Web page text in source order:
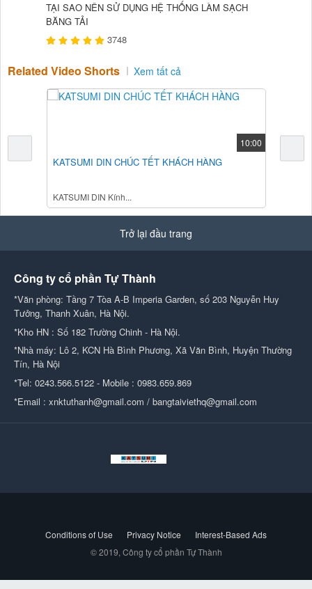
TẠI SAO NÊN SỬ DỤNG HỆ THỐNG LÀM SẠCH
BĂNG TẢI
3748
Related Video Shorts Xem tất cả
10:00
KATSUMI DIN CHÚC TẾT KHÁCH HÀNG
KATSUMI DIN Kính...
BĂNG
Trở lại đầu trang
Công ty cổ phần Tự Thành
*Văn phòng: Tầng 7 Tòa A-B Imperia Garden, số 203 Nguyễn Huy
Tưởng, Thanh Xuân, Hà Nội.
*Kho HN : Số 182 Trường Chinh - Hà Nội.
*Nhà máy: Lô 2, KCN Hà Bình Phương, Xã Văn Bình, Huyện Thường
Tín, Hà Nội
*Tel: 0243.566.5122 - Mobile : 0983.659.869
*Email : xnktuthanh@gmail.com / bangtaiviethq@gmail.com
Conditions of Use Privacy Notice
Interest-Based Ads
© 2019, Công ty cổ phần Tự Thành